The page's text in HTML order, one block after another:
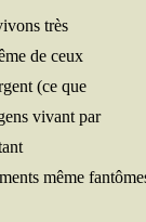
très
de ceux
(ce que
vivant par
même